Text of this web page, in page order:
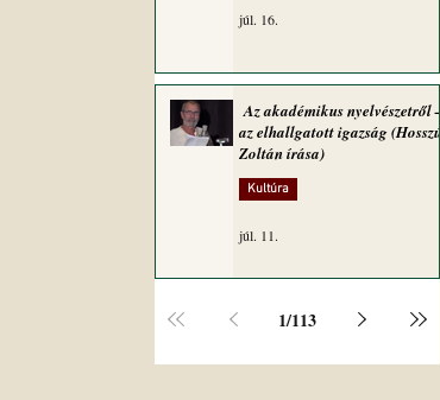
júl. 16.
Az akadémikus nyelvészetről –
az elhallgatott igazság (Hosszú
Zoltán írása)
Kultúra
júl. 11.
1/113